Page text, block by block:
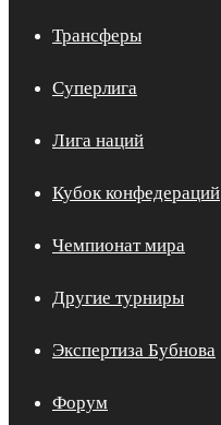
Трансферы
Суперлига
Лига наций
Кубок конфедераций
Чемпионат мира
Другие турниры
Экспертиза Бубнова
Форум